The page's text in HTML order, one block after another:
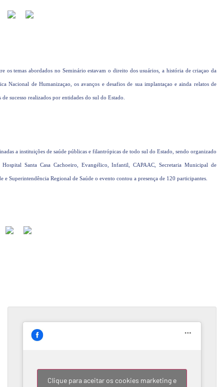
os temas abordados no Seminário estavam o direito dos usuários, a história de criaçao da
Nacional de Humanizaçao, os avanços e desafios de sua implantaçao e ainda relatos de
de sucesso realizados por entidades do sul do Estado.
a instituições de saúde públicas e filantrópicas de todo sul do Estado, sendo organizado
Hospital Santa Casa Cachoeiro, Evangélico, Infantil, CAPAAC, Secretaria Municipal de
e Superintendência Regional de Saúde o evento contou a presença de 120 participantes.
Clique para aceitar os cookies marketing e